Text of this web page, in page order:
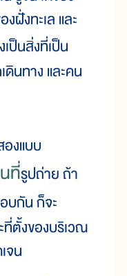
ฝั่งทะเล และ
เป็นสิ่งที่เป็น
ดินทาง และคน
งแบบ
ที่รูปถ่าย ถ้า
บกัน ก็จะ
ที่ตั้งของบริเวณ
จน